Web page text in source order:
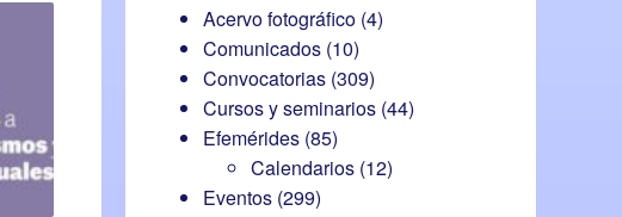
Acervo fotográfico (4)
Comunicados (10)
Convocatorias (309)
Cursos y seminarios (44)
Efemérides (85)
Calendarios (12)
Eventos (299)